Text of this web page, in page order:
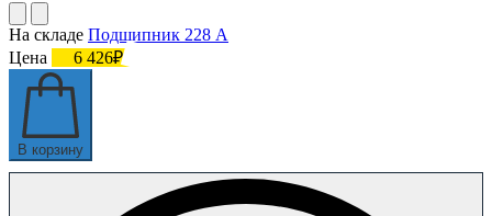
На складе Подшипник 228 А
Цена
6 426₽
В корзину